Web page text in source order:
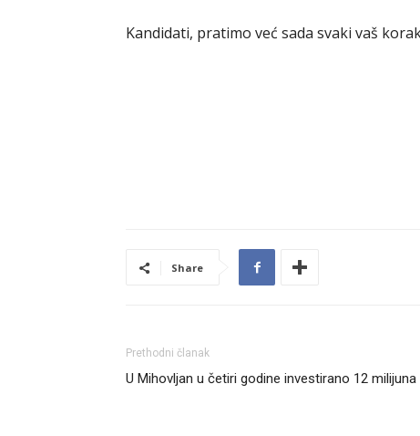
Kandidati, pratimo već sada svaki vaš
Share
Prethodni članak
U Mihovljan u četiri godine investirano 12 milijuna